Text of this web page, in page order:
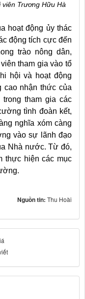
Trương Hữu Hà
hoạt động ủy thác
động tích cực đến
trào nông dân,
tham gia vào tổ
hội và hoạt động
cao nhận thức của
tham gia các
tình đoàn kết,
nghĩa xóm càng
vào sự lãnh đạo
Nhà nước. Từ đó,
thực hiện các mục
Nguồn tin: Thu Hoài